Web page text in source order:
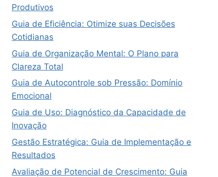
Produtivos
Guia de Eficiência: Otimize suas Decisões
Cotidianas
Guia de Organização Mental: O Plano para
Clareza Total
Guia de Autocontrole sob Pressão: Domínio
Emocional
Guia de Uso: Diagnóstico da Capacidade de
Inovação
Gestão Estratégica: Guia de Implementação e
Resultados
Avaliação de Potencial de Crescimento: Guia